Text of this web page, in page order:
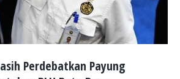
Perdebatkan Payung